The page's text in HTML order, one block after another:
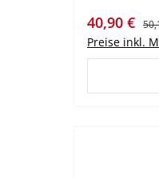
40,90 €
Preise inkl.